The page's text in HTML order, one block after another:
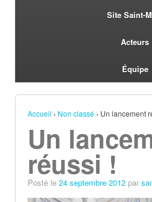
Site Saint-
Acteurs
Équipe
Accueil › Non classé › Un lancement
Un
réussi !
Posté le 24 septembre 2012 par